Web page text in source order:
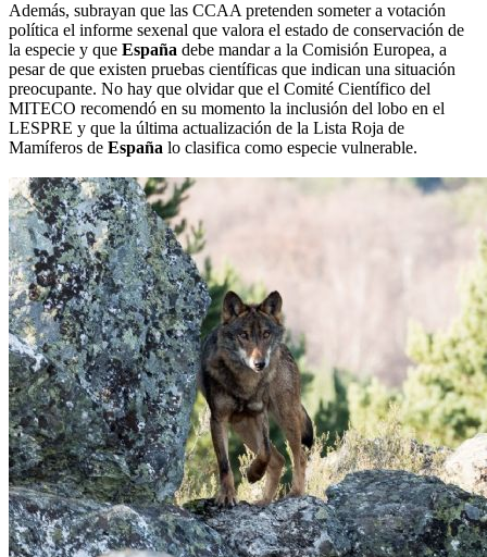
Además, subrayan que las CCAA pretenden someter a votación
política el informe sexenal que valora el estado de conservación de
la especie y que España debe mandar a la Comisión Europea, a
pesar de que existen pruebas científicas que indican una situación
preocupante. No hay que olvidar que el Comité Científico del
MITECO recomendó en su momento la inclusión del lobo en el
LESPRE y que la última actualización de la Lista Roja de
Mamíferos de España lo clasifica como especie vulnerable.